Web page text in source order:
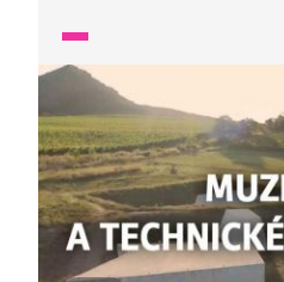
místní adrenalinovou
zábavu se vzděláváním,
lesa na Lipně, libereckého
olomoucké Pevnosti